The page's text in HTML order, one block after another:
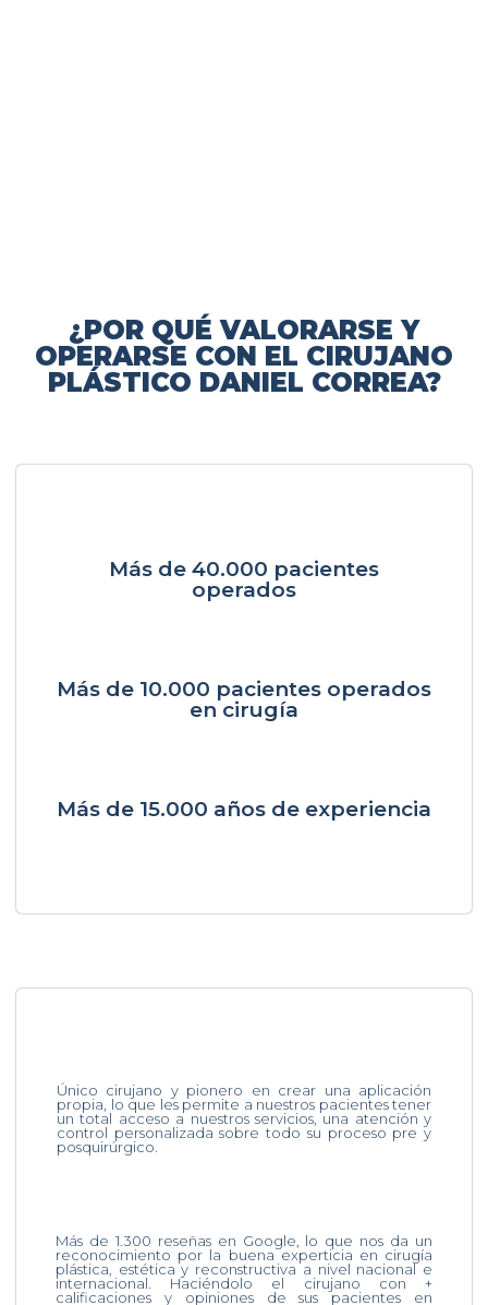
¿POR QUÉ VALORARSE Y
OPERARSE CON EL CIRUJANO
PLÁSTICO DANIEL CORREA?
Más de 40.000 pacientes
operados
Más de 10.000 pacientes operados
en cirugía
Más de 15.000 años de experiencia
Único cirujano y pionero en crear una aplicación
propia, lo que les permite a nuestros pacientes tener
un total acceso a nuestros servicios, una atención y
control personalizada sobre todo su proceso pre y
posquirúrgico.
Más de 1.300 reseñas en Google, lo que nos da un
reconocimiento por la buena experticia en cirugía
plástica, estética y reconstructiva a nivel nacional e
internacional. Haciéndolo el cirujano con +
calificaciones y opiniones de sus pacientes en